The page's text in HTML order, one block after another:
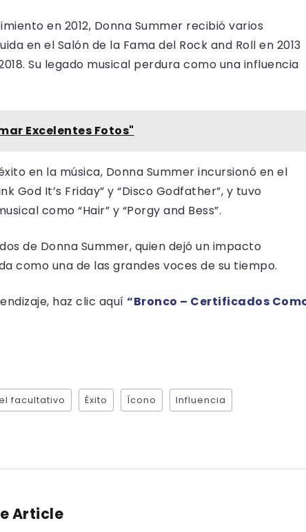
en 2012, Donna Summer recibió varios
en el Salón de la Fama del Rock and Roll en 2013
Su legado musical perdura como una influencia
Excelentes Fotos"
en la música, Donna Summer incursionó en el
It’s Friday” y “Disco Godfather”, y tuvo
como “Hair” y “Porgy and Bess”.
de Donna Summer, quien dejó un impacto
como una de las grandes voces de su tiempo.
haz clic aquí “Bronco – Certificados
facultativo Éxito Ícono Influencia
Article